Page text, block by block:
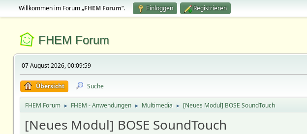
Willkommen im Forum „FHEM Forum“. Einloggen Registrieren
FHEM Forum
07 August 2026, 00:09:59
Übersicht Suche
FHEM Forum ► FHEM - Anwendungen ► Multimedia ► [Neues Modul] BOSE SoundTouch
[Neues Modul] BOSE SoundTouch